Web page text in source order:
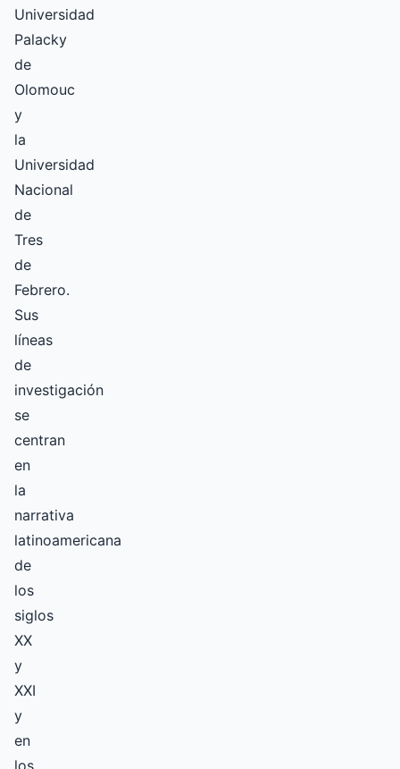
Universidad
Palacky
de
Olomouc
y
la
Universidad
Nacional
de
Tres
de
Febrero.
Sus
líneas
de
investigación
se
centran
en
la
narrativa
latinoamericana
de
los
siglos
XX
y
XXI
y
en